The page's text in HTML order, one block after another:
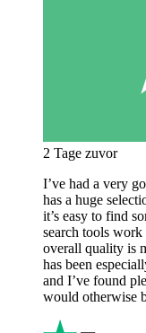
2 Tage zuvor
I’ve had a very
has a huge
it’s easy to find
search tools
overall quality is
has been
and I’ve found
would otherwise